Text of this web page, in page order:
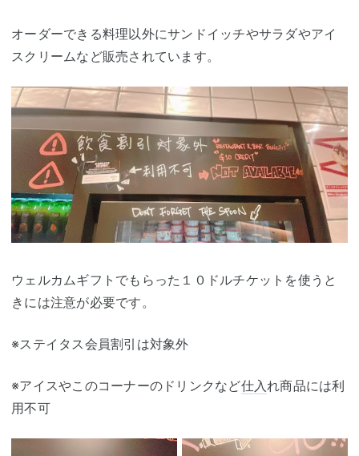
オーダーできる料理以外にサンドイッチやサラダやアイ
スクリームなど販売されています。
ウェルカムギフトでもらった１０ドルチケットを使うと
きには注意が必要です。
※ステイタス会員割引は対象外
※アイスやこのコーナーのドリンクなど仕入 れ商品には利
用不可